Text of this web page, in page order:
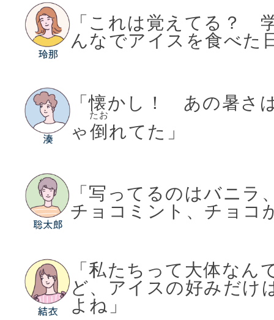
「これは覚えてる？
んなでアイスを食べた
「懐かし！ あの暑さ
ゃ倒
たお
れてた」
「写ってるのはバニラ
チョコミント、チョコ
「私たちって大体なん
ど、アイスの好みだけ
よね」